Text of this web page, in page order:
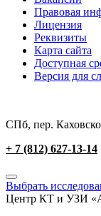
Правовая
Лицензия
Реквизиты
Карта сайта
Доступная
Версия для
СПб, пер.
+ 7 (812) 627-13-14
Выбрать
Центр КТ и УЗИ